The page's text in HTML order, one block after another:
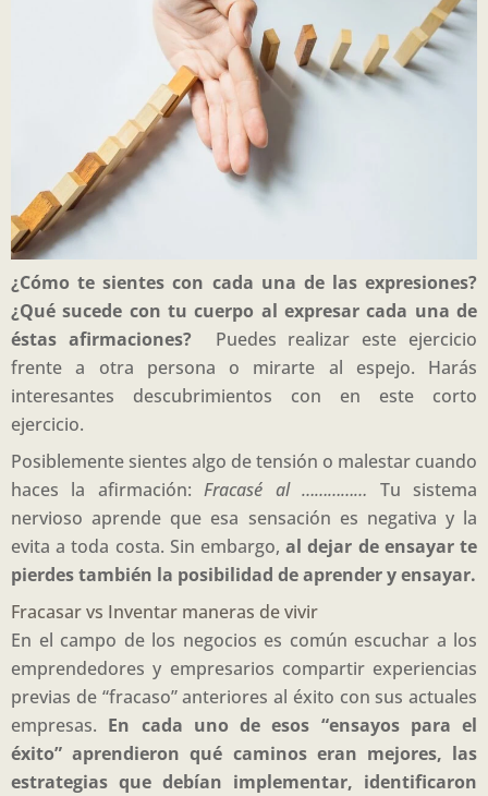
¿Cómo te sientes con cada una de las expresiones?
¿Qué sucede con tu cuerpo al expresar cada una de
éstas afirmaciones? Puedes realizar este ejercicio
frente a otra persona o mirarte al espejo. Harás
interesantes descubrimientos con en este corto
ejercicio.
Posiblemente sientes algo de tensión o malestar cuando
haces la afirmación:Fracasé al …………… Tu sistema
nervioso aprende que esa sensación es negativa y la
evita a toda costa. Sin embargo,al dejar de ensayar te
pierdes también la posibilidad de aprender y ensayar.
Fracasar vs Inventar maneras de vivir
En el campo de los negocios es común escuchar a los
emprendedores y empresarios compartir experiencias
previas de “fracaso” anteriores al éxito con sus actuales
empresas. En cada uno de esos “ensayos para el
éxito” aprendieron qué caminos eran mejores, las
estrategias que debían implementar, identificaron